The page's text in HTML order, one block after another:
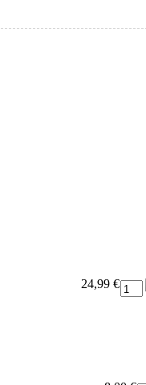
24,99 €